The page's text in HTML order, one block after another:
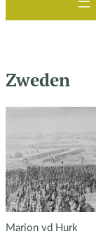
Zweden
Marion vd Hurk